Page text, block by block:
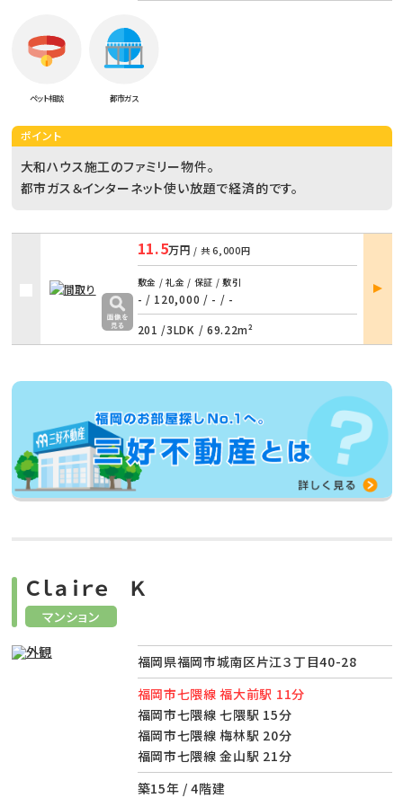
ペット相談 都市ガス
ポイント
大和ハウス施工のファミリー物件。
都市ガス＆インターネット使い放題で経済的です。
11.5万円 / 共6,000円
敷金 / 礼金 / 保証 / 敷引
- / 120,000 / - / -
201 /3LDK / 69.22m²
部屋
詳細
マンション
Ｃｌａｉｒｅ Ｋ
福岡県福岡市城南区片江３丁目40-28
福岡市七隈線 福大前駅 11分
福岡市七隈線 七隈駅 15分
福岡市七隈線 梅林駅 20分
福岡市七隈線 金山駅 21分
築15年 / 4階建